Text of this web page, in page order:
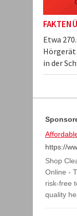
FAKTEN
Etwa
Hörgerät
in der